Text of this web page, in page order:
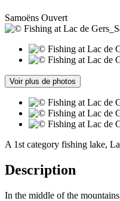
Samoëns Ouvert
Voir plus de photos
A 1st category fishing lake,
Description
In the middle of the